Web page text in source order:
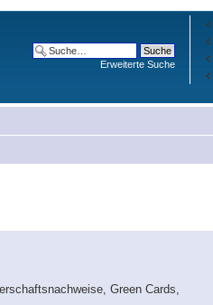
Erweiterte Suche
Green Cards,